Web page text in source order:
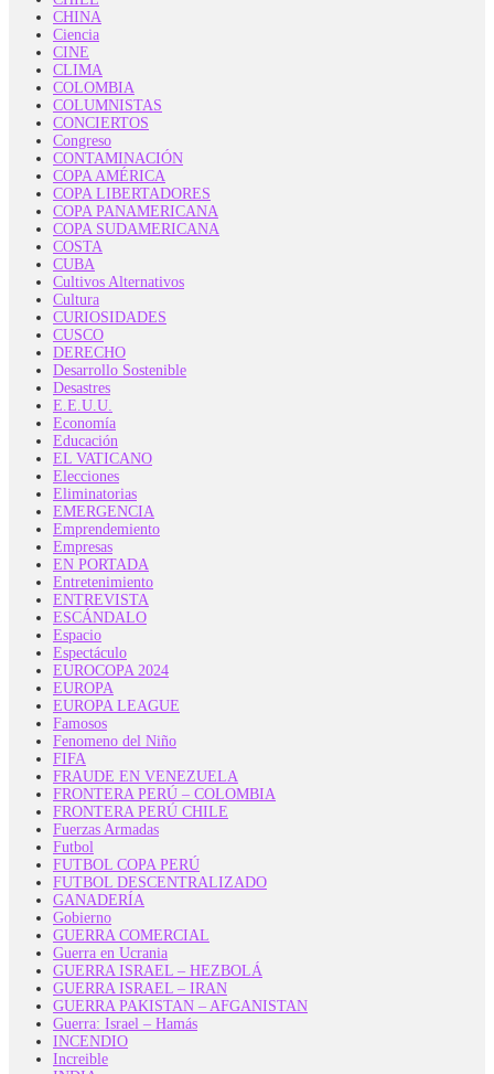
CHINA
Ciencia
CINE
CLIMA
COLOMBIA
COLUMNISTAS
CONCIERTOS
Congreso
CONTAMINACIÓN
COPA AMÉRICA
COPA LIBERTADORES
COPA PANAMERICANA
COPA SUDAMERICANA
COSTA
CUBA
Cultivos Alternativos
Cultura
CURIOSIDADES
CUSCO
DERECHO
Desarrollo Sostenible
Desastres
E.E.U.U.
Economía
Educación
EL VATICANO
Elecciones
Eliminatorias
EMERGENCIA
Emprendemiento
Empresas
EN PORTADA
Entretenimiento
ENTREVISTA
ESCÁNDALO
Espacio
Espectáculo
EUROCOPA 2024
EUROPA
EUROPA LEAGUE
Famosos
Fenomeno del Niño
FIFA
FRAUDE EN VENEZUELA
FRONTERA PERÚ – COLOMBIA
FRONTERA PERÚ CHILE
Fuerzas Armadas
Futbol
FUTBOL COPA PERÚ
FUTBOL DESCENTRALIZADO
GANADERÍA
Gobierno
GUERRA COMERCIAL
Guerra en Ucrania
GUERRA ISRAEL – HEZBOLÁ
GUERRA ISRAEL – IRAN
GUERRA PAKISTAN – AFGANISTAN
Guerra: Israel – Hamás
INCENDIO
Increible